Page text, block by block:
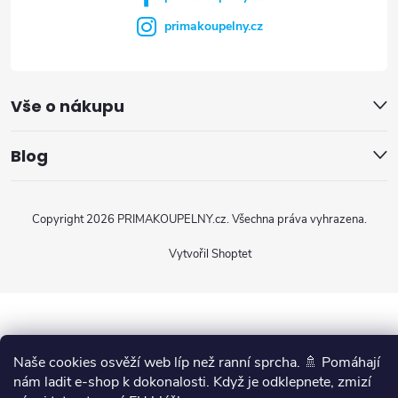
Naše cookies osvěží web líp než ranní sprcha. 🚿 Pomáhají
nám ladit e-shop k dokonalosti. Když je odklepnete, zmizí
primakoupelny.cz
Vše o nákupu
Blog
Vytvořil Shoptet
Copyright 2026 PRIMAKOUPELNY.cz. Všechna práva vyhrazena.